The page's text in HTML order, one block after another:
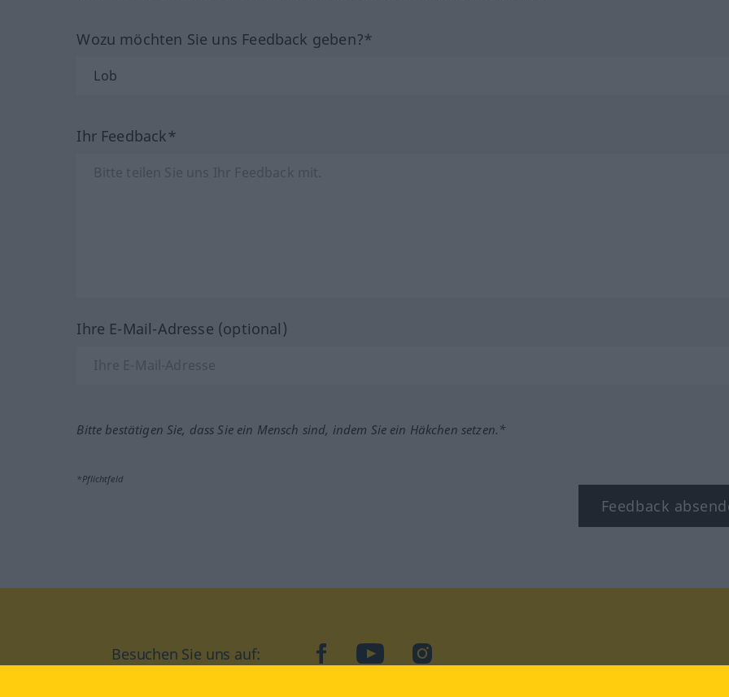
Wozu möchten Sie uns Feedback geben?*
Ihr Feedback*
Ihre E-Mail-Adresse (optional)
Bitte bestätigen Sie, dass Sie ein Mensch sind, indem Sie ein Häkchen setzen.*
*Pflichtfeld
Feedback
Besuchen Sie uns auf: facebookYouTubeInstagram